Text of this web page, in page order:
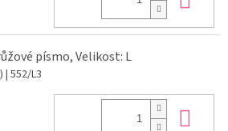
písmo, Velikost: L
| 552/L3